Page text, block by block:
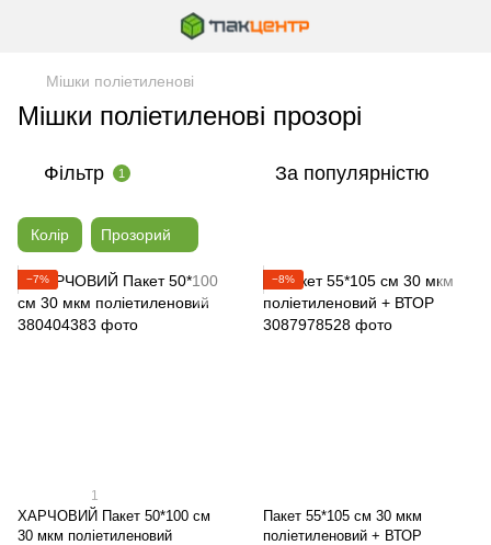
Мішки поліетиленові
Мішки поліетиленові прозорі
Фільтр 1 За популярністю
Колір Прозорий
−7%
1
ХАРЧОВИЙ Пакет 50*100 см
30 мкм поліетиленовий
−8%
Пакет 55*105 см 30 мкм
поліетиленовий + ВТОР